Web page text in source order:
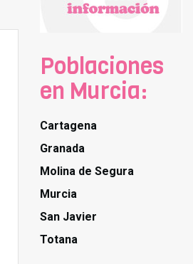
Poblaciones
en Murcia:
Cartagena
Granada
Molina de Segura
Murcia
San Javier
Totana